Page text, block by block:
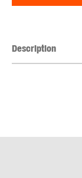
Description